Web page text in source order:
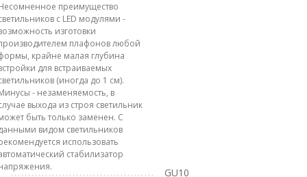
преимущество
с LED модулями -
изготовки
плафонов любой
крайне малая глубина
для встраиваемых
(иногда до 1 см).
- незаменяемость, в
выхода из строя светильник
быть только заменен. С
видом светильников
использовать
стабилизатор
GU10